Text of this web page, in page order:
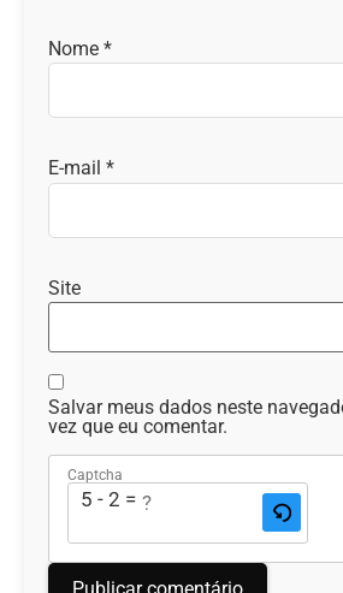
Nome *
E-mail *
Site
Salvar meus dados neste
vez que eu comentar.
Captcha
5 - 2 = ?